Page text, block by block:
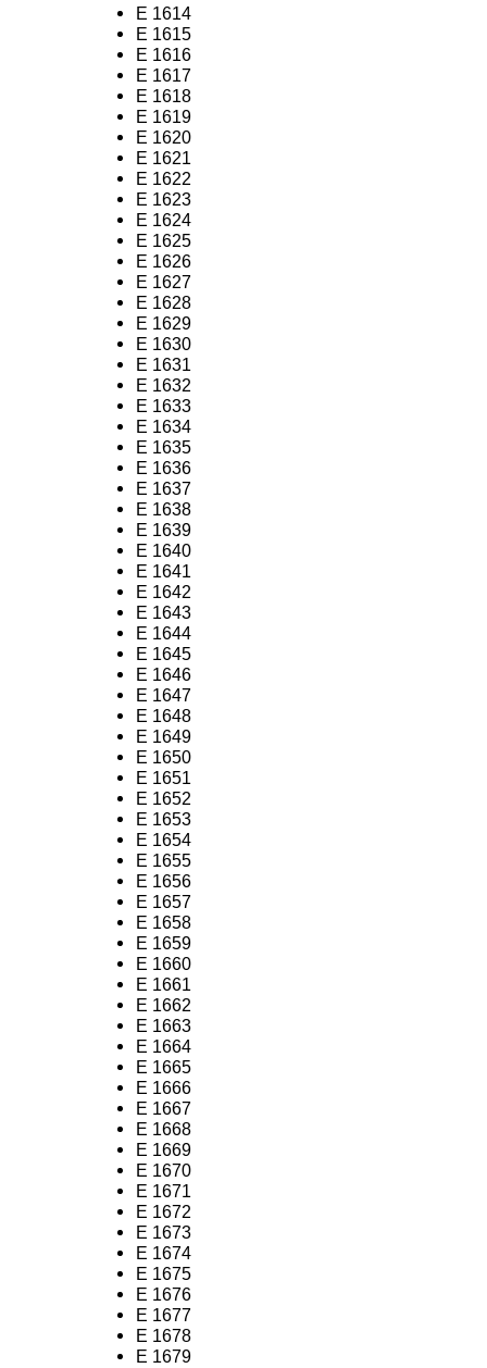
E 1614
E 1615
E 1616
E 1617
E 1618
E 1619
E 1620
E 1621
E 1622
E 1623
E 1624
E 1625
E 1626
E 1627
E 1628
E 1629
E 1630
E 1631
E 1632
E 1633
E 1634
E 1635
E 1636
E 1637
E 1638
E 1639
E 1640
E 1641
E 1642
E 1643
E 1644
E 1645
E 1646
E 1647
E 1648
E 1649
E 1650
E 1651
E 1652
E 1653
E 1654
E 1655
E 1656
E 1657
E 1658
E 1659
E 1660
E 1661
E 1662
E 1663
E 1664
E 1665
E 1666
E 1667
E 1668
E 1669
E 1670
E 1671
E 1672
E 1673
E 1674
E 1675
E 1676
E 1677
E 1678
E 1679